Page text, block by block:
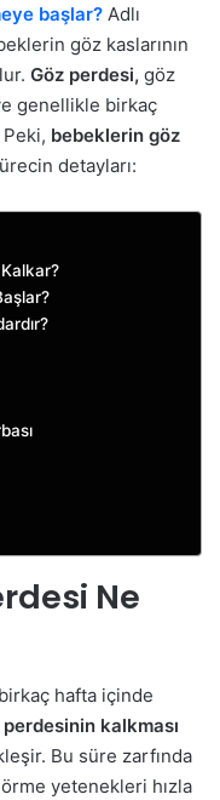
başlar? Adlı
göz kaslarının
Göz perdesi, göz
genellikle birkaç
bebeklerin göz
detayları:
Ne
hafta içinde
kalkması
Bu süre zarfında
yetenekleri hızla